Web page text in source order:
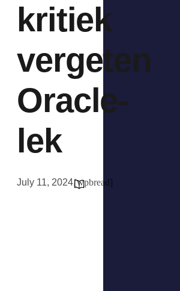
kritiek
vergeten
Oracle-
lek
July 11, 2024[wpbread]